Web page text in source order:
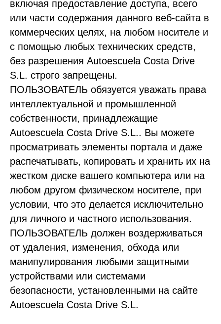
включая предоставление доступа, всего
или части содержания данного веб-сайта в
коммерческих целях, на любом носителе и
с помощью любых технических средств,
без разрешения Autoescuela Costa Drive
S.L. строго запрещены.
ПОЛЬЗОВАТЕЛЬ обязуется уважать права
интеллектуальной и промышленной
собственности, принадлежащие
Autoescuela Costa Drive S.L.. Вы можете
просматривать элементы портала и даже
распечатывать, копировать и хранить их на
жестком диске вашего компьютера или на
любом другом физическом носителе, при
условии, что это делается исключительно
для личного и частного использования.
ПОЛЬЗОВАТЕЛЬ должен воздерживаться
от удаления, изменения, обхода или
манипулирования любыми защитными
устройствами или системами
безопасности, установленными на сайте
Autoescuela Costa Drive S.L.